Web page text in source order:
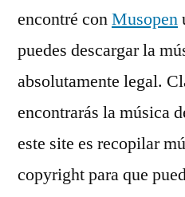
encontré conMusopen
puedes descargar la
absolutamente legal.
encontrarás la música
este site es recopilar
copyright para que